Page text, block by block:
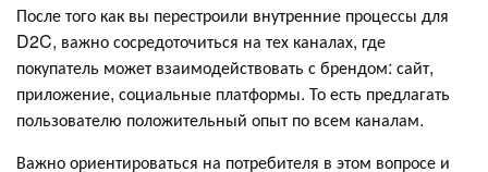
После того как вы перестроили внутренние процессы для
D2C, важно сосредоточиться на тех каналах, где
покупатель может взаимодействовать с брендом: сайт,
приложение, социальные платформы. То есть предлагать
пользователю положительный опыт по всем каналам.
Важно ориентироваться на потребителя в этом вопросе и